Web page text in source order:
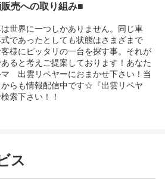
売への取り組み■
世界に一つしかありません。同じ車
であったとしても状態はさまざまで
様にピッタリの一台を探す事。それが
ると考えご提案しております！あなた
出雲リペヤーにおまかせ下さい！当
らも情報配信中です☆『出雲リペヤ
索下さい！！
ス